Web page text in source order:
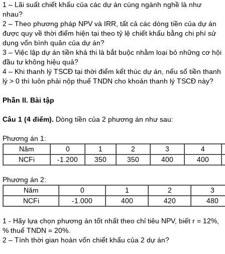
1 – Lãi suất chiết khấu của các dự án cùng ngành nghề là như
nhau?
2 – Theo phương pháp NPV và IRR, tất cả các dòng tiền của dự án
được quy về thời điểm hiện tại theo tỷ lệ chiết khấu bằng chi phí sử
dụng vốn bình quân của dự án?
3 – Việc lập dự án tiền khả thi là bắt buộc nhằm loại bỏ những cơ hội
đầu tư không hiệu quả?
4 – Khi thanh lý TSCĐ tại thời điểm kết thúc dự án, nếu số tiền thanh
lý > 0 thì luôn phải nộp thuế TNDN cho khoản thanh lý TSCĐ này?
Phần II. Bài tập
Câu 1 (4 điểm). Dòng tiền của 2 phương án như sau:
Phương án 1:
Năm
0 1 2 3
4
NCFi
-1.200 350 350 400 400
Phương án 2:
Năm
0 1 2
3
NCFi
-1.000 400 420 480
1 - Hãy lựa chọn phương án tốt nhất theo chỉ tiêu NPV, biết r = 12%,
% thuế TNDN = 20%.
2 – Tính thời gian hoàn vốn chiết khấu của 2 dự án?